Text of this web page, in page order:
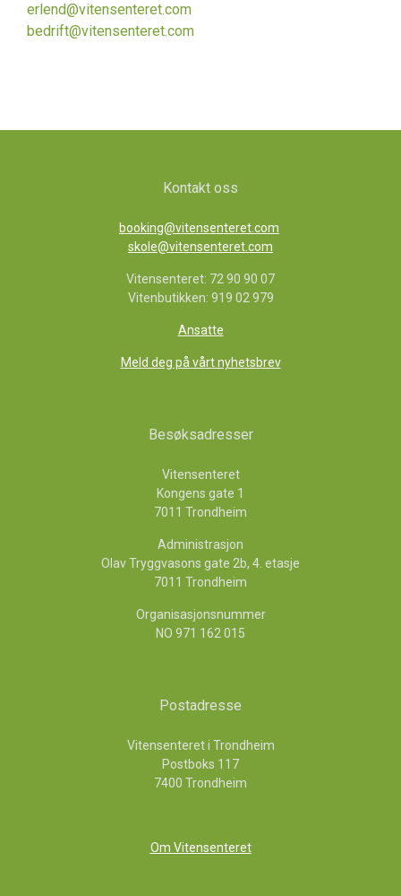
erlend@vitensenteret.com
bedrift@vitensenteret.com
Kontakt oss
booking@vitensenteret.com
skole@vitensenteret.com
Vitensenteret: 72 90 90 07
Vitenbutikken: 919 02 979
Ansatte
Meld deg på vårt nyhetsbrev
Besøksadresser
Vitensenteret
Kongens gate 1
7011 Trondheim
Administrasjon
Olav Tryggvasons gate 2b, 4. etasje
7011 Trondheim
Organisasjonsnummer
NO 971 162 015
Postadresse
Vitensenteret i Trondheim
Postboks 117
7400 Trondheim
Om Vitensenteret